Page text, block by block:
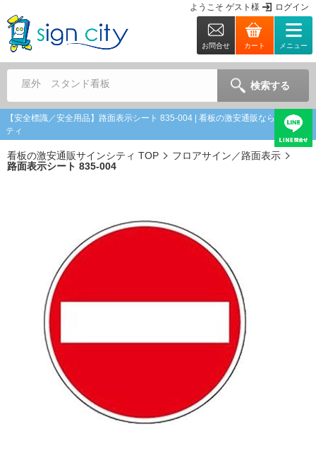
ようこそ ゲスト 様 ログイン
お問合せ カート メニュー
屋外 スタンド看板 検索する
【安全標識／安全用品】路面表示シート 835-004 | 看板の激安通販ならサインシ
ティ
看板の激安通販サインシティ TOP
フロアサイン／路面表示
路面表示シート 835-004